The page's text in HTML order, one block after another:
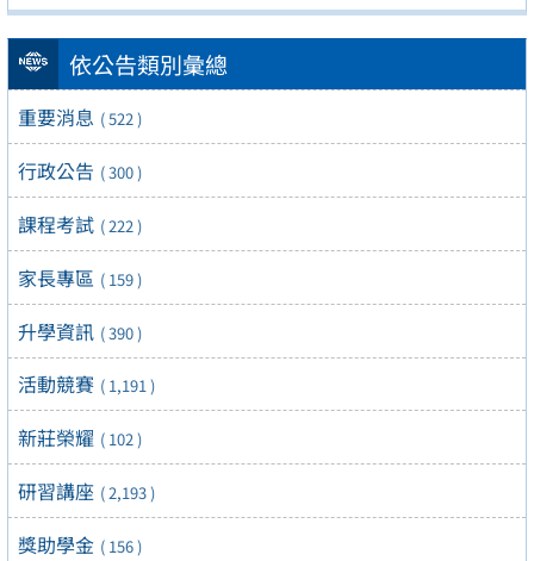
依公告類別彙總
重要消息 ( 522 )
行政公告 ( 300 )
課程考試 ( 222 )
家長專區 ( 159 )
升學資訊 ( 390 )
活動競賽 ( 1,191 )
新莊榮耀 ( 102 )
研習講座 ( 2,193 )
獎助學金 ( 156 )